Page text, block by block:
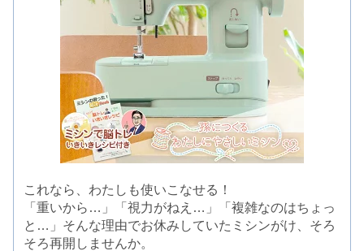
これなら、わたしも使いこなせる！
「重いから…」「視力がねえ…」「複雑なのはちょっ
と…」そんな理由でお休みしていたミシンがけ、そろ
そろ再開しませんか。